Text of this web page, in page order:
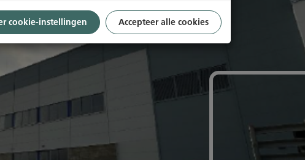
cookie-instellingen Accepteer alle cookies